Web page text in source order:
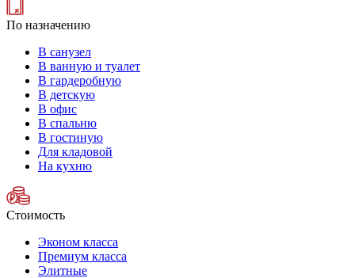
По назначению
В санузел
В ванную и туалет
В гардеробную
В детскую
В офис
В спальню
В гостиную
Для кладовой
На кухню
Стоимость
Эконом класса
Премиум класса
Элитные